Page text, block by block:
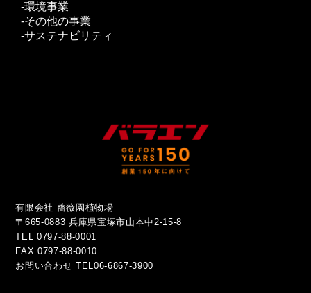
環境事業
その他の事業
サステナビリティ
有限会社 薔薇園植物場
〒665-0883 兵庫県宝塚市山本中2-15-8
TEL 0797-88-0001
FAX 0797-88-0010
お問い合わせTEL06-6867-3900